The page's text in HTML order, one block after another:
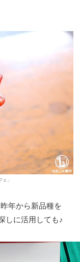
」
年から新品種を
しに活用しても♪